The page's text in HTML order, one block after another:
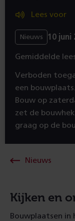
Lees voor
Nieuws 10 juni
Gemiddelde
Verboden
een
Bouw op
zet de
graag op de
Nieuws
Kijken en
Bouwplaatsen in